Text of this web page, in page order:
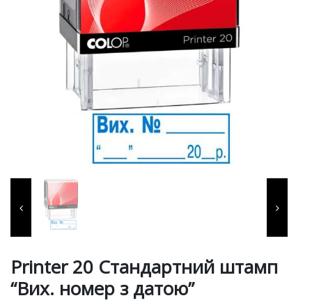
штампів, самонабірні
штампи, датери та
нумератори, штампи з
бухгалтерськими термінами,
штемпельні подушки та
фарби, витратні матеріали
для виготовлення печаток
та штампів, продукція для
пломбування.
Printer 20 Cтандартний штамп
“Вих. номер з датою”